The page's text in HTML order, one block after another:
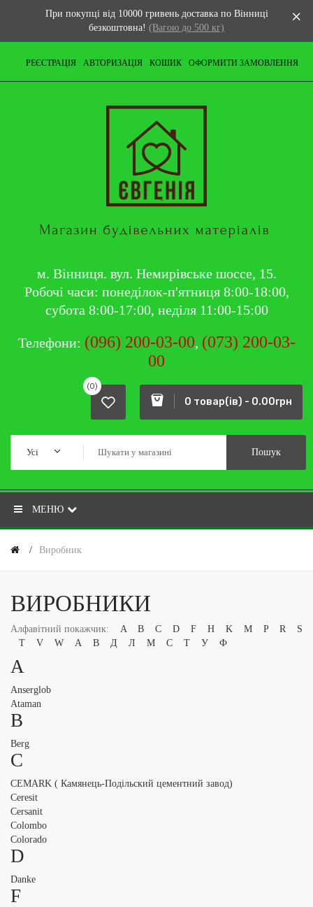
При покупці від 10000 гривень доставка по Вінниці
безкоштовна! (Вагою до 500 кг)
РЕЄСТРАЦІЯ АВТОРИЗАЦІЯ КОШИК ОФОРМИТИ ЗАМОВЛЕННЯ
м. Вінниця. вул. Немирівське шоссе, 15.
Робочі часи: понеділок-п'ятниця 8:00-18:00,
субота 8:00-17:00, неділя 11:00-15:00
Телефони: (096) 200-03-00, (073) 200-03-
00
0 товар(ів) - 0.00грн
(0)
Усі Пошук
МЕНЮ
Виробник
ВИРОБНИКИ
Алфавітний покажчик: A B C D F H K M P R
S
T
V W А В Д Л М С Т У Ф
A
Anserglob
Ataman
B
Berg
C
CEMARK ( Камянець-Подільский цементний завод)
Ceresit
Cersanit
Colombo
Colorado
D
Danke
F